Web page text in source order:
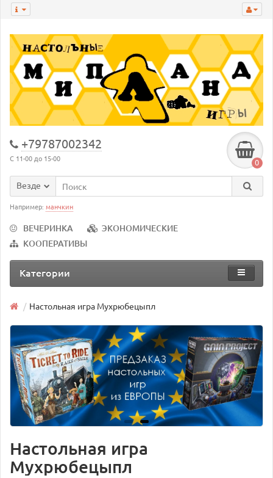
+79787002342
С 11-00 до 15-00 0
Везде
Например: манчкин
ВЕЧЕРИНКА
ЭКОНОМИЧЕСКИЕ
КООПЕРАТИВЫ
Категории
Настольная игра Мухрюбецыпл
Настольная игра
Мухрюбецыпл